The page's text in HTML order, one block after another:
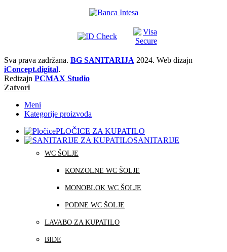
Sva prava zadržana. BG SANITARIJA 2024. Web dizajn
iConcept.digital.
Redizajn PCMAX Studio
Zatvori
Meni
Kategorije proizvoda
PLOČICE ZA KUPATILO
SANITARIJE
WC ŠOLJE
KONZOLNE WC ŠOLJE
MONOBLOK WC ŠOLJE
PODNE WC ŠOLJE
LAVABO ZA KUPATILO
BIDE